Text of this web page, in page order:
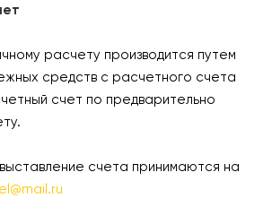
расчету производится путем
средств с расчетного счета
счет по предварительно
счета принимаются на